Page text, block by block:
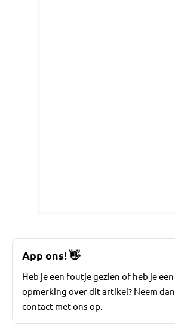
App ons!👋
Heb je een foutje gezien of heb je een
opmerking over dit artikel? Neem dan
contact met ons op.